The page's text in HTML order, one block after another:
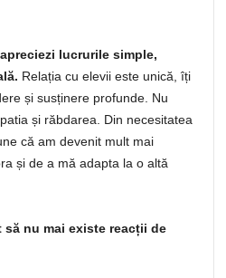
lucrurile simple,
Relația cu elevii este unică, îți
și susținere profunde. Nu
și răbdarea. Din necesitatea
că am devenit mult mai
și de a mă adapta la o altă
nu mai existe reacții de